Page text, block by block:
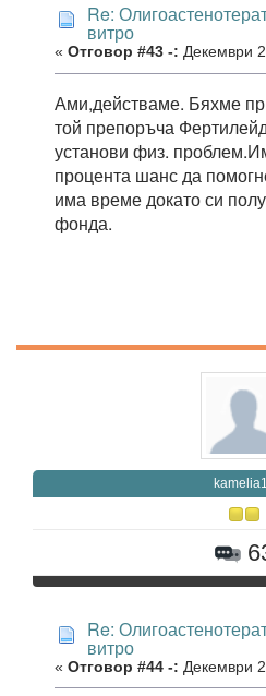
Re:
витро
« Отговор #43 -: Декември
Ами,действаме. Бяхме
той препоръча
установи физ.
процента шанс да
има време докато си
фонда.
Re:
витро
« Отговор #44 -: Декември